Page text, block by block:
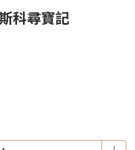
科尋寶記